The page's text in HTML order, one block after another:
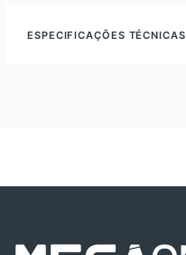
ESPECIFICAÇÕES TÉCNICAS